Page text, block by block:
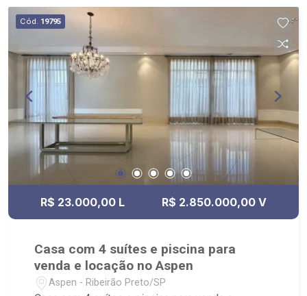
Cód. 19795
R$ 23.000,00 L R$ 2.850.000,00 V
Casa com 4 suítes e piscina para
venda e locação no Aspen
Aspen - Ribeirão Preto/SP